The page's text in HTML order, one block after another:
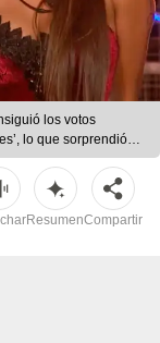
los votos
lo que sorprendió a
ResumenCompartir